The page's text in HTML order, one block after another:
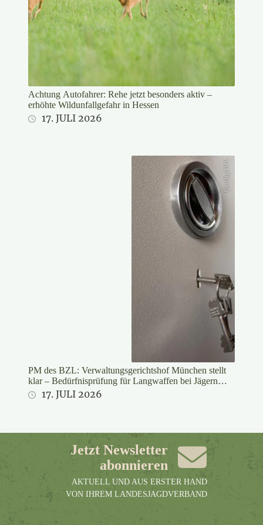
Achtung Autofahrer: Rehe jetzt besonders aktiv –
erhöhte Wildunfallgefahr in Hessen
17. JULI 2026
Gaudig/DJV
PM des BZL: Verwaltungsgerichtshof München stellt
klar – Bedürfnisprüfung für Langwaffen bei Jägern
rechtswidrig
17. JULI 2026
Jetzt Newsletter
abonnieren
AKTUELL UND AUS ERSTER HAND
VON IHREM LANDESJAGDVERBAND